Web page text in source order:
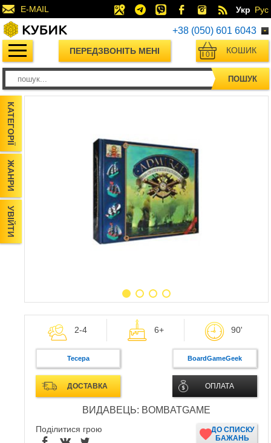
E-MAIL Укр Рус
+38 (050) 601 6043
ПЕРЕДЗВОНІТЬ МЕНІ КОШИК
0
ПОШУК
КАТЕГОРІЇ
ЖАНРИ
УВІЙТИ
2-4 6+ 90'
Тесера BoardGameGeek
ДОСТАВКА ОПЛАТА
ВИДАВЕЦЬ: BOMBATGAME
Поділитися грою
ДО СПИСКУ
БАЖАНЬ